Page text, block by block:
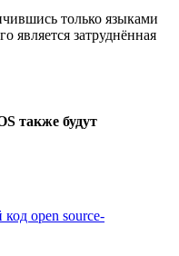
только языками
затруднённая
также будут
open source-